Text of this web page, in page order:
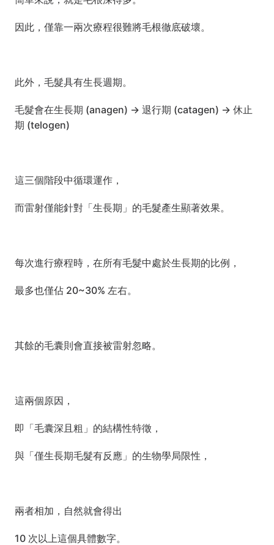
因此，僅靠一兩次療程很難將毛根徹底破壞。
此外，毛髮具有生長週期。
毛髮會在生長期 (anagen) → 退行期 (catagen) → 休止
期 (telogen)
這三個階段中循環運作，
而雷射僅能針對「生長期」的毛髮產生顯著效果。
每次進行療程時，在所有毛髮中處於生長期的比例，
最多也僅佔 20~30% 左右。
其餘的毛囊則會直接被雷射忽略。
這兩個原因，
即「毛囊深且粗」的結構性特徵，
與「僅生長期毛髮有反應」的生物學局限性，
兩者相加，自然就會得出
10 次以上這個具體數字。